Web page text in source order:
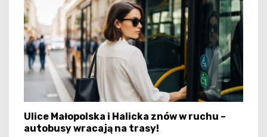
Ulice Małopolska i Halicka znów w ruchu –
autobusy wracają na trasy!